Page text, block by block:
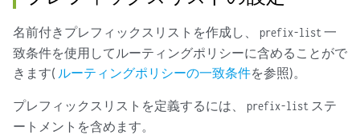
名前付きプレフィックスリストを作成し、 prefix-list一
致条件を使用してルーティングポリシーに含めることがで
きます( ルーティングポリシーの一致条件を参照)。
プレフィックスリストを定義するには、 prefix-list ステ
ートメントを含めます。